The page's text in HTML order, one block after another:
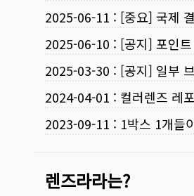
2025-06-11 : [중요] 국제
2025-06-10 : [공지] 포인
2025-03-30 : [공지] 일부
2024-04-01 : 컬러렌즈 레
2023-09-11 : 1박스 1개들
렌즈라라는?